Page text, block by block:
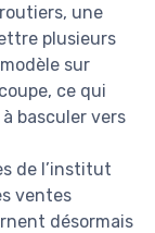
une
plusieurs
sur
ce qui
basculer vers
de l’institut
ventes
désormais